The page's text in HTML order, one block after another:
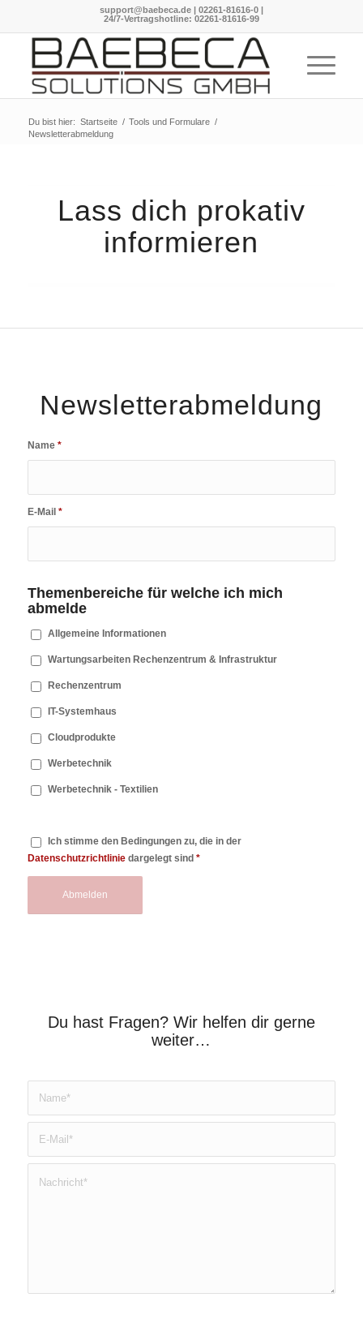
support@baebeca.de| 02261-81616-0|
24/7-Vertragshotline: 02261-81616-99
Du bist hier: Startseite / Tools und Formulare /
Newsletterabmeldung
Lass dich prokativ
informieren
Newsletterabmeldung
Name *
E-Mail *
Themenbereiche für welche ich mich
abmelde
Allgemeine Informationen
Wartungsarbeiten Rechenzentrum & Infrastruktur
Rechenzentrum
IT-Systemhaus
Cloudprodukte
Werbetechnik
Werbetechnik - Textilien
Ich stimme den Bedingungen zu, die in der
Datenschutzrichtliniedargelegt sind *
Du hast Fragen? Wir helfen dir gerne
weiter…